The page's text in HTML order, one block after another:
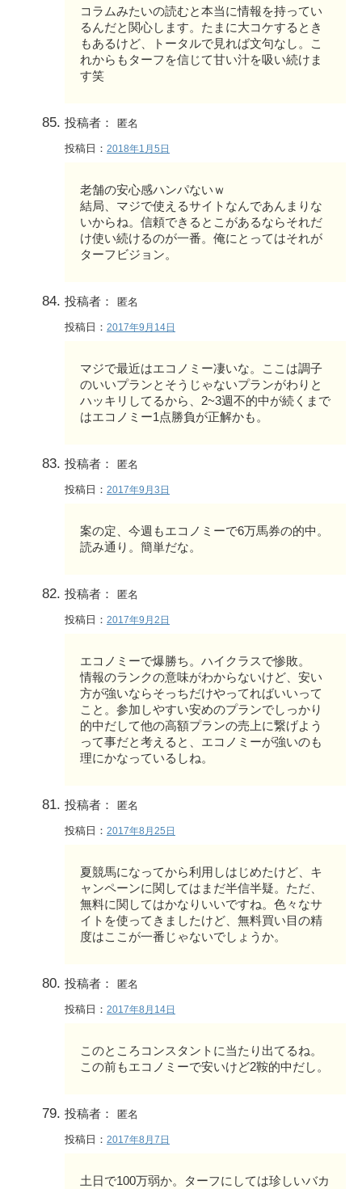
コラムみたいの読むと本当に情報を持ってい
るんだと関心します。たまに大コケするとき
もあるけど、トータルで見れば文句なし。こ
れからもターフを信じて甘い汁を吸い続けま
す笑
投稿者： 匿名
投稿日： 2018年1月5日
老舗の安心感ハンパないｗ
結局、マジで使えるサイトなんであんまりな
いからね。信頼できるとこがあるならそれだ
け使い続けるのが一番。俺にとってはそれが
ターフビジョン。
投稿者： 匿名
投稿日： 2017年9月14日
マジで最近はエコノミー凄いな。ここは調子
のいいプランとそうじゃないプランがわりと
ハッキリしてるから、2~3週不的中が続くまで
はエコノミー1点勝負が正解かも。
投稿者： 匿名
投稿日： 2017年9月3日
案の定、今週もエコノミーで6万馬券の的中。
読み通り。簡単だな。
投稿者： 匿名
投稿日： 2017年9月2日
エコノミーで爆勝ち。ハイクラスで惨敗。
情報のランクの意味がわからないけど、安い
方が強いならそっちだけやってればいいって
こと。参加しやすい安めのプランでしっかり
的中だして他の高額プランの売上に繋げよう
って事だと考えると、エコノミーが強いのも
理にかなっているしね。
投稿者： 匿名
投稿日： 2017年8月25日
夏競馬になってから利用しはじめたけど、キ
ャンペーンに関してはまだ半信半疑。ただ、
無料に関してはかなりいいですね。色々なサ
イトを使ってきましたけど、無料買い目の精
度はここが一番じゃないでしょうか。
投稿者： 匿名
投稿日： 2017年8月14日
このところコンスタントに当たり出てるね。
この前もエコノミーで安いけど2鞍的中だし。
投稿者： 匿名
投稿日： 2017年8月7日
土日で100万弱か。ターフにしては珍しいバカ